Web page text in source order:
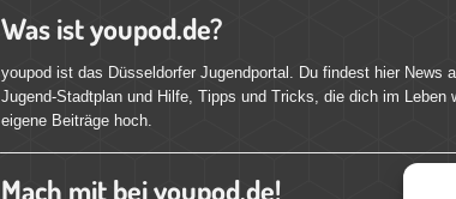
Was ist youpod.de?
youpod ist das Düsseldorfer Jugendportal. Du findest hier
Jugend-Stadtplan und Hilfe, Tipps und Tricks, die dich im
eigene Beiträge hoch.
Mach mit bei youpod.de!